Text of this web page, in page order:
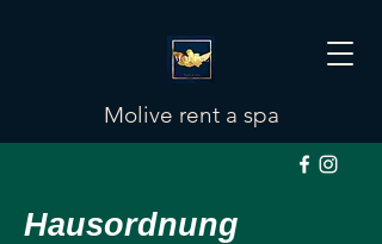
Molive rent a spa
Hausordnung